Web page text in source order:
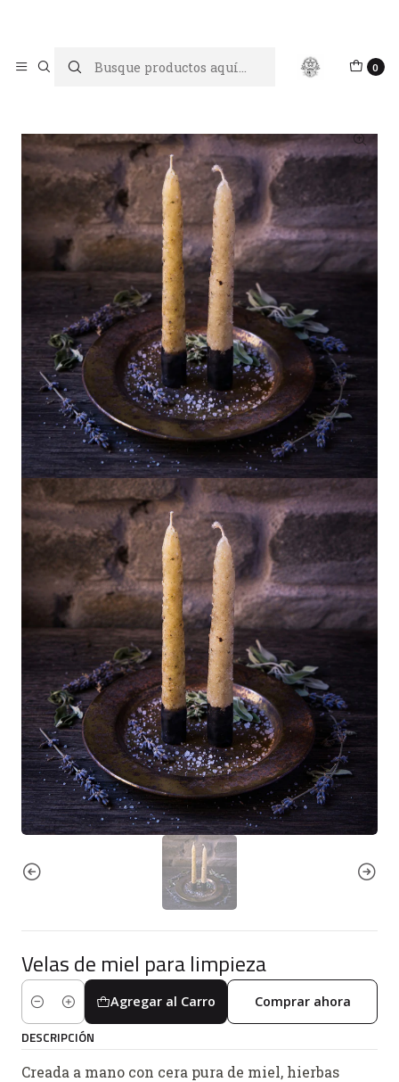
0
Inicio Velas Velas de miel para limpieza
Velas de miel para limpieza
Cantidad
Agregar al Carro Comprar ahora
DESCRIPCIÓN
Creada a mano con cera pura de miel, hierbas